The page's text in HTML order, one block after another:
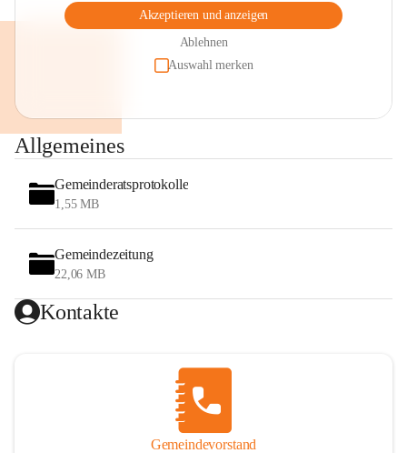
Akzeptieren und anzeigen
Ablehnen
Auswahl merken
Allgemeines
Gemeinderatsprotokolle
1,55 MB
Gemeindezeitung
22,06 MB
Kontakte
Gemeindevorstand